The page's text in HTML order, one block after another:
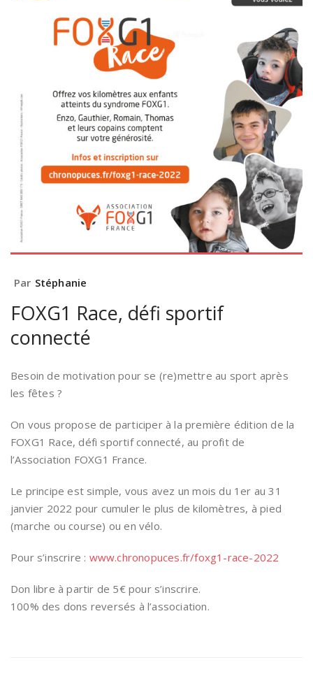
Par Stéphanie
FOXG1 Race, défi sportif
connecté
Besoin de motivation pour se (re)mettre au sport après
les fêtes ?
On vous propose de participer à la première édition de la
FOXG1 Race, défi sportif connecté, au profit de
l’Association FOXG1 France.
Le principe est simple, vous avez un mois du 1er au 31
janvier 2022 pour cumuler le plus de kilomètres, à pied
(marche ou course) ou en vélo.
Pour s’inscrire : www.chronopuces.fr/foxg1-race-2022
Don libre à partir de 5€ pour s’inscrire.
100% des dons reversés à l’association.